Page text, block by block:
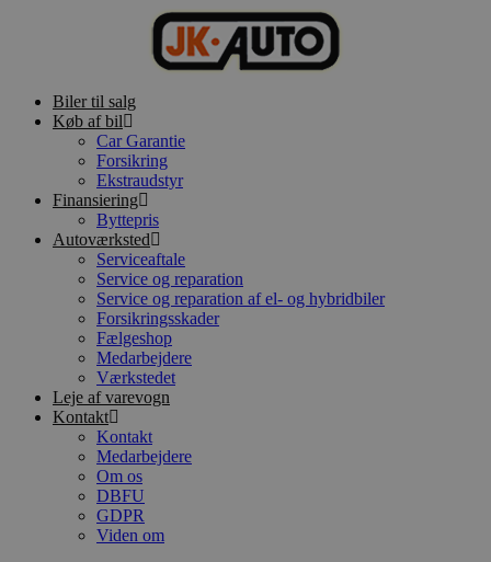
Biler til salg
Køb af bil
Car Garantie
Forsikring
Ekstraudstyr
Finansiering
Byttepris
Autoværksted
Serviceaftale
Service og reparation
Service og reparation af el- og hybridbiler
Forsikringsskader
Fælgeshop
Medarbejdere
Værkstedet
Leje af varevogn
Kontakt
Kontakt
Medarbejdere
Om os
DBFU
GDPR
Viden om